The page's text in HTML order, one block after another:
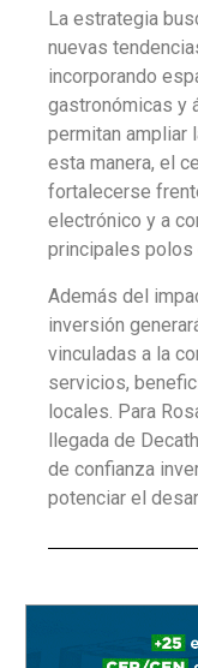
La estrategia
nuevas
incorporando
gastronómicas y
permitan ampliar
esta manera, el
fortalecerse
electrónico y a
principales polos
Además del
inversión
vinculadas a la
servicios,
locales. Para
llegada de
de confianza
potenciar el